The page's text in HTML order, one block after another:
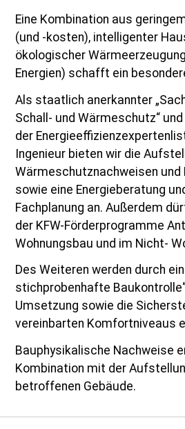
Eine Kombination aus
(und -kosten), intelligenter
ökologischer
Energien) schafft ein
Als staatlich anerkannter
Schall- und Wärmeschutz“
der
Ingenieur bieten wir die
Wärmeschutznachweisen und
sowie eine Energieberatung
Fachplanung an. Außerdem
der KFW-Förderprogramme
Wohnungsbau und im Nicht-
Des Weiteren werden durch
stichprobenhafte
Umsetzung sowie die
vereinbarten Komfortniveaus
Bauphysikalische Nachweise
Kombination mit der
betroffenen Gebäude.